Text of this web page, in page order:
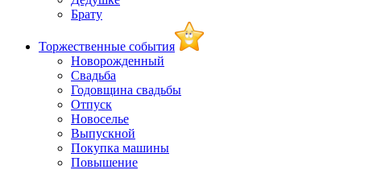
Брату
Торжественные события
Новорожденный
Свадьба
Годовщина свадьбы
Отпуск
Новоселье
Выпускной
Покупка машины
Повышение